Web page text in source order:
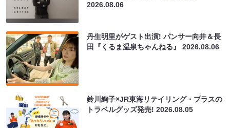
2026.08.06
丹生明里がゲスト出演! パンサー向井＆長
田『くるま温泉ちゃんねる』2026.08.06
鈴川絢子×JR東海リテイリング・プラスの
トラベルグッズ発売!2026.08.05